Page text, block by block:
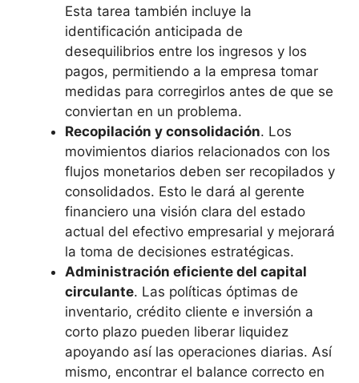
Esta tarea también incluye la
identificación anticipada de
desequilibrios entre los ingresos y los
pagos, permitiendo a la empresa tomar
medidas para corregirlos antes de que se
conviertan en un problema.
Recopilación y consolidación. Los
movimientos diarios relacionados con los
flujos monetarios deben ser recopilados y
consolidados. Esto le dará al gerente
financiero una visión clara del estado
actual del efectivo empresarial y mejorará
la toma de decisiones estratégicas.
Administración eficiente del capital
circulante. Las políticas óptimas de
inventario, crédito cliente e inversión a
corto plazo pueden liberar liquidez
apoyando así las operaciones diarias. Así
mismo, encontrar el balance correcto en